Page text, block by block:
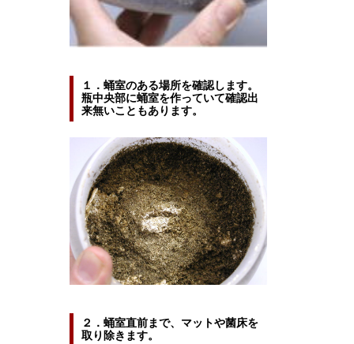
１．蛹室のある場所を確認します。
瓶中央部に蛹室を作っていて確認出
来無いこともあります。
２．蛹室直前まで、マットや菌床を
取り除きます。